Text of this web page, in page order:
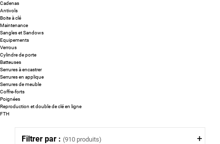
Cadenas
Antivols
Boite à clé
Maintenance
Sangles et Sandows
Equipements
Verrous
Cylindre de porte
Batteuses
Serrures à encastrer
Serrures en applique
Serrures de meuble
Coffre-forts
Poignées
Reproduction et double de clé en ligne
FTH
Filtrer par : (910 produits)